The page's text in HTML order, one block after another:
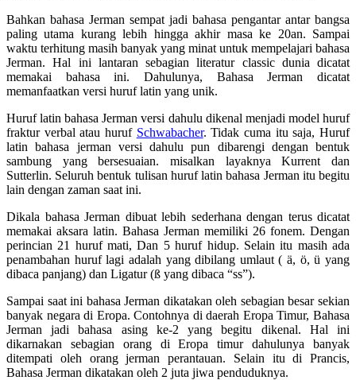
Bahkan bahasa Jerman sempat jadi bahasa pengantar antar bangsa
paling utama kurang lebih hingga akhir masa ke 20an. Sampai
waktu terhitung masih banyak yang minat untuk mempelajari bahasa
Jerman. Hal ini lantaran sebagian literatur classic dunia dicatat
memakai bahasa ini. Dahulunya, Bahasa Jerman dicatat
memanfaatkan versi huruf latin yang unik.
Huruf latin bahasa Jerman versi dahulu dikenal menjadi model huruf
fraktur verbal atau huruf Schwabacher. Tidak cuma itu saja, Huruf
latin bahasa jerman versi dahulu pun dibarengi dengan bentuk
sambung yang bersesuaian. misalkan layaknya Kurrent dan
Sutterlin. Seluruh bentuk tulisan huruf latin bahasa Jerman itu begitu
lain dengan zaman saat ini.
Dikala bahasa Jerman dibuat lebih sederhana dengan terus dicatat
memakai aksara latin. Bahasa Jerman memiliki 26 fonem. Dengan
perincian 21 huruf mati, Dan 5 huruf hidup. Selain itu masih ada
penambahan huruf lagi adalah yang dibilang umlaut ( ä, ö, ü yang
dibaca panjang) dan Ligatur (ß yang dibaca “ss”).
Sampai saat ini bahasa Jerman dikatakan oleh sebagian besar sekian
banyak negara di Eropa. Contohnya di daerah Eropa Timur, Bahasa
Jerman jadi bahasa asing ke-2 yang begitu dikenal. Hal ini
dikarnakan sebagian orang di Eropa timur dahulunya banyak
ditempati oleh orang jerman perantauan. Selain itu di Prancis,
Bahasa Jerman dikatakan oleh 2 juta jiwa penduduknya.